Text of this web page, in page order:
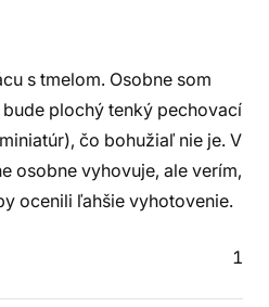
s tmelom. Osobne som
plochý tenký pechovací
čo bohužiaľ nie je. V
osobne vyhovuje, ale verím,
ocenili ľahšie vyhotovenie.
1